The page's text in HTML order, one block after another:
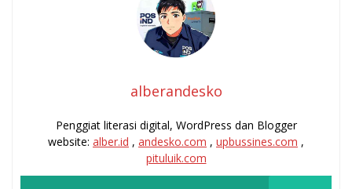
alberandesko
Penggiat literasi digital, WordPress dan Blogger
website: alber.id , andesko.com , upbussines.com ,
pituluik.com